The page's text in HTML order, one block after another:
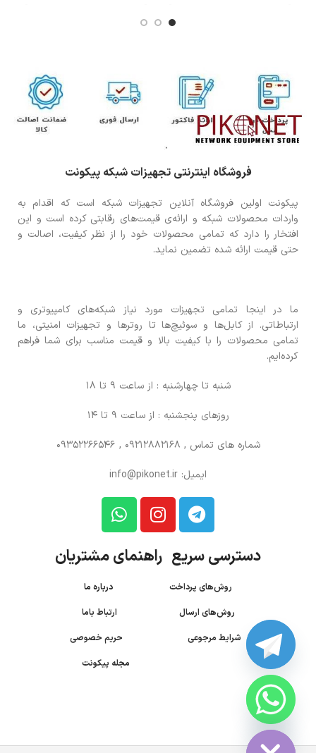
فروشگاه اینترنتی تجهیزات شبکه پیکونت
پیکونت اولین فروشگاه آنلاین تجهیزات شبکه است که اقدام به
واردات محصولات شبکه و ارائه‌ی قیمت‌های رقابتی کرده است و این
افتخار را دارد که تمامی محصولات خود را از نظر کیفیت، اصالت و
حتی قیمت ارائه شده تضمین نماید.
ما در اینجا تمامی تجهیزات مورد نیاز شبکه‌های کامپیوتری و
ارتباطاتی. از کابل‌ها و سوئیچ‌ها تا روترها و تجهیزات امنیتی، ما
تمامی محصولات را با کیفیت بالا و قیمت مناسب برای شما فراهم
کرده‌ایم.
شنبه تا چهارشنبه : از ساعت 9 تا 18
روزهای پنجشنبه : از ساعت 9 تا 14
شماره های تماس , 09212882168 , 09352266546
ایمیل: info@pikonet.ir
دسترسی سریع راهنمای مشتریان
روش‌های پرداخت درباره ما
روش‌های ارسال
ارتباط باما
شرایط مرجوعی
حریم خصوصی
مجله پیکونت
HIDE
CHATY